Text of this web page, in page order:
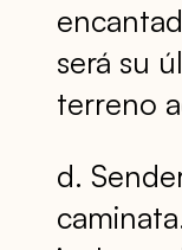
será su
terreno
d.